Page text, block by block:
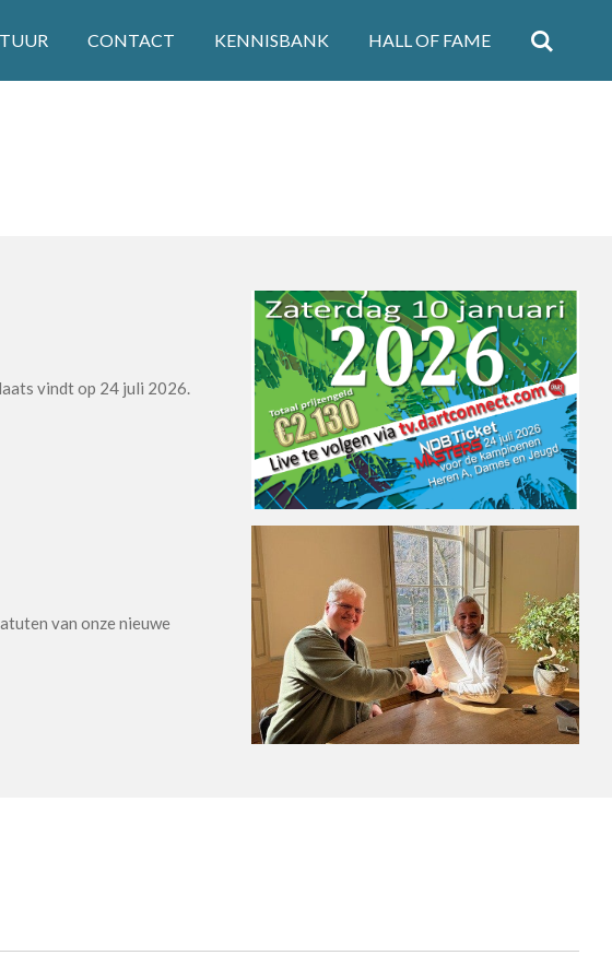
CONTACT KENNISBANK HALL OF FAME
vindt op 24 juli 2026.
van onze nieuwe